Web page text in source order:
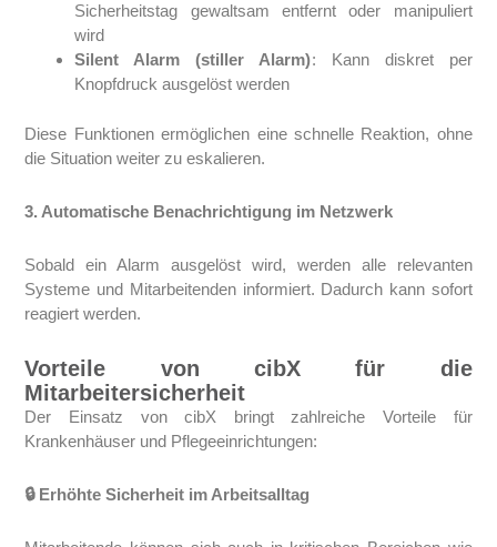
Sicherheitstag gewaltsam entfernt oder manipuliert
wird
Silent Alarm (stiller Alarm): Kann diskret per
Knopfdruck ausgelöst werden
Diese Funktionen ermöglichen eine schnelle Reaktion, ohne
die Situation weiter zu eskalieren.
3. Automatische Benachrichtigung im Netzwerk
Sobald ein Alarm ausgelöst wird, werden alle relevanten
Systeme und Mitarbeitenden informiert. Dadurch kann sofort
reagiert werden.
Vorteile von cibX für die
Mitarbeitersicherheit
Der Einsatz von cibX bringt zahlreiche Vorteile für
Krankenhäuser und Pflegeeinrichtungen:
🔒 Erhöhte Sicherheit im Arbeitsalltag